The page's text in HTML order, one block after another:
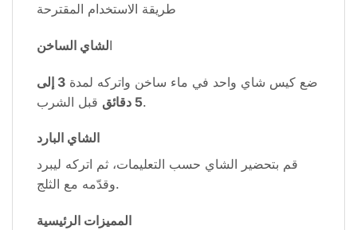
طريقة الاستخدام المقترحة
الشاي الساخن
ضع كيس شاي واحد في ماء ساخن واتركه لمدة
3 إلى
5 دقائققبل الشرب.
الشاي البارد
قم بتحضير الشاي حسب التعليمات، ثم اتركه ليبرد
وقدّمه مع الثلج.
المميزات الرئيسية